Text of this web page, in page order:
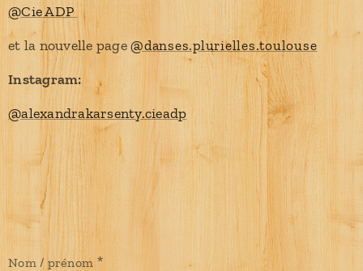
@Cie ADP
et la nouvelle page@danses.plurielles.toulouse
Instagram:
@alexandrakarsenty.cieadp
Nom / prénom